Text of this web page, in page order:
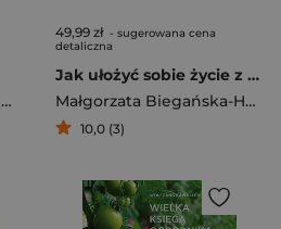
Nancy Saxton-Lopez
49,99 zł - sugerowana cena
detaliczna
Jak ułożyć sobie życie z kotem
Małgorzata Biegańska-Hendryk
10,0 (3)